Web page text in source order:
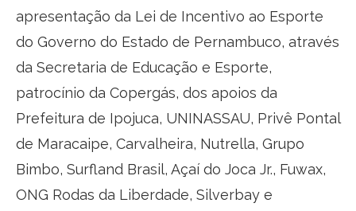
apresentação da Lei de Incentivo ao Esporte
do Governo do Estado de Pernambuco, através
da Secretaria de Educação e Esporte,
patrocínio da Copergás, dos apoios da
Prefeitura de Ipojuca, UNINASSAU, Privê Pontal
de Maracaipe, Carvalheira, Nutrella, Grupo
Bimbo, Surfland Brasil, Açaí do Joca Jr., Fuwax,
ONG Rodas da Liberdade, Silverbay e